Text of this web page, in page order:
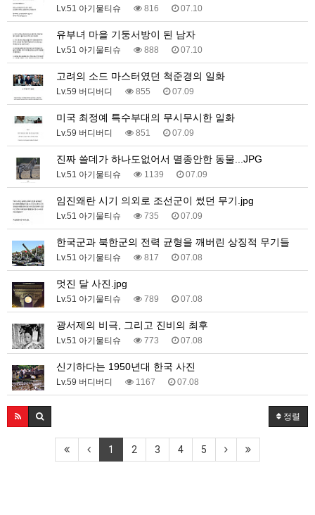
Lv.51 아기물티슈 816 07.10
유부녀 마을 기둥서방이 된 남자
Lv.51 아기물티슈 888 07.10
고려의 소드 마스터였던 척준경의 일화
Lv.59 버디버디 855 07.09
미국 최정예 특수부대의 무시무시한 일화
Lv.59 버디버디 851 07.09
진짜 쓸데가 하나도없어서 멸종안한 동물...JPG
Lv.51 아기물티슈 1139 07.09
임진왜란 시기 의외로 조선군이 썼던 무기.jpg
Lv.51 아기물티슈 735 07.09
한국군과 북한군의 전력 균형을 깨버린 상징적 무기들
Lv.51 아기물티슈 817 07.08
멋진 달 사진.jpg
Lv.51 아기물티슈 789 07.08
광서제의 비극, 그리고 진비의 최후
Lv.51 아기물티슈 773 07.08
신기하다는 1950년대 한국 사진
Lv.59 버디버디 1167 07.08
정렬
1 2 3 4 5